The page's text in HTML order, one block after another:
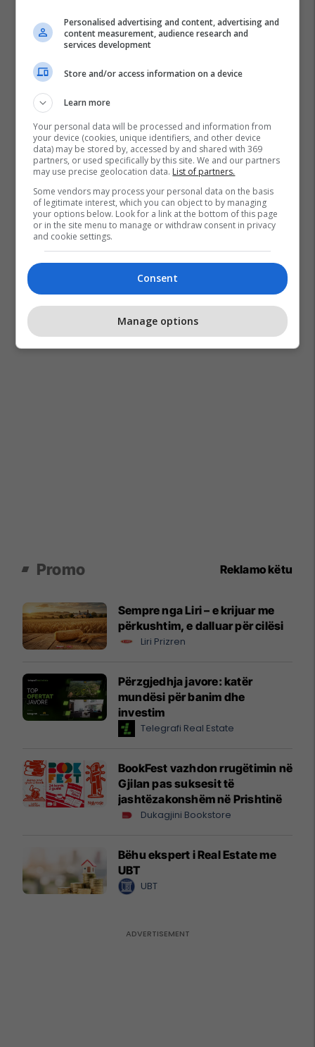
Shba
Promo Reklamo këtu
Sempre nga Liri – e krijuar me
përkushtim, e dalluar për cilësi
Liri Prizren
Përzgjedhja javore: katër
mundësi për banim dhe
investim
Telegrafi Real Estate
BookFest vazhdon rrugëtimin në
Gjilan pas suksesit të
jashtëzakonshëm në Prishtinë
Dukagjini Bookstore
Bëhu ekspert i Real Estate me
UBT
UBT
Personalised advertising and content, advertising and
content measurement, audience research and
services development
Store and/or access information on a device
Learn more
Your personal data will be processed and information from
your device (cookies, unique identifiers, and other device
data) may be stored by, accessed by and shared with 369
partners, or used specifically by this site. We and our partners
may use precise geolocation data. List of partners.
Some vendors may process your personal data on the basis
of legitimate interest, which you can object to by managing
your options below. Look for a link at the bottom of this page
or in the site menu to manage or withdraw consent in privacy
and cookie settings.
Consent
Manage options